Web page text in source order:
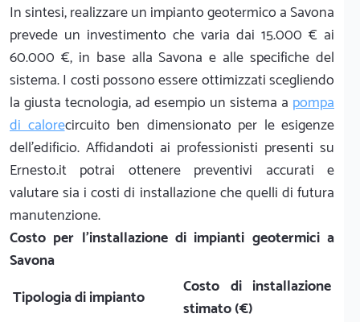
In sintesi, realizzare un impianto geotermico a Savona
prevede un investimento che varia dai 15.000 € ai
60.000 €, in base alla Savona e alle specifiche del
sistema. I costi possono essere ottimizzati scegliendo
la giusta tecnologia, ad esempio un sistema a pompa
di calorecircuito ben dimensionato per le esigenze
dell'edificio. Affidandoti ai professionisti presenti su
Ernesto.it potrai ottenere preventivi accurati e
valutare sia i costi di installazione che quelli di futura
manutenzione.
Costo per l'installazione di impianti geotermici a
Savona
Tipologia di impianto
Costo di installazione
stimato (€)